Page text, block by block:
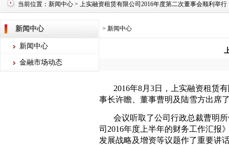
当前位置：新闻中心 > 上实融资租赁有限公司2016年度第二次董事会顺利举行
新闻中心
新闻中心
金融市场动态
> 新闻中心
2016年8月3日，上实融资租赁
事长许瞻、董事曹明及陆雪方出席
会议听取了公司行政总裁曹明
司2016年度上半年的财务工作汇报
发展战略及增资等议题作了重要讲